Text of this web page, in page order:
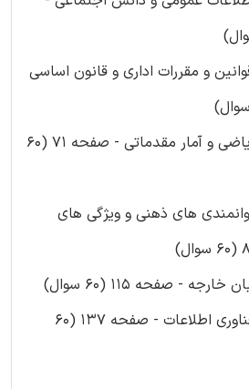
و مقررات اداری و قانون اساسی
سوالات ریاضی و آمار مقدماتی - صفحه 71 (60
های ذهنی و ویژگی های
- صفحه 115 (60 سوال)
سوالات فناوری اطلاعات - صفحه 137 (60